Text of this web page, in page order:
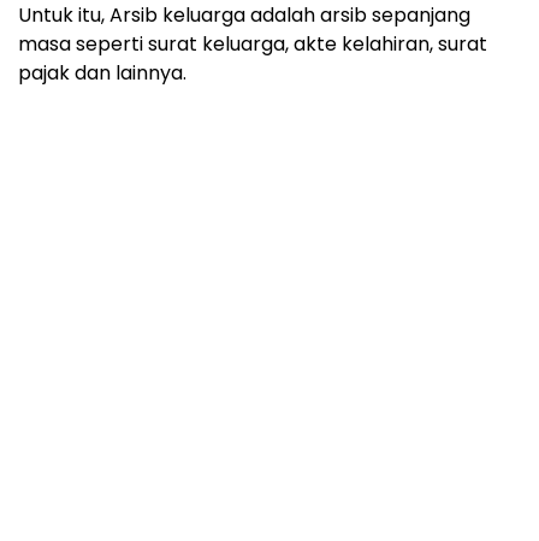
Untuk itu, Arsib keluarga adalah arsib sepanjang
masa seperti surat keluarga, akte kelahiran, surat
pajak dan lainnya.